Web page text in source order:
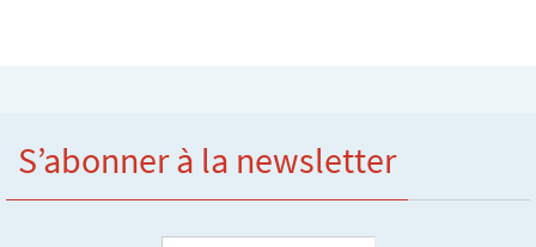
S’abonner à la newsletter